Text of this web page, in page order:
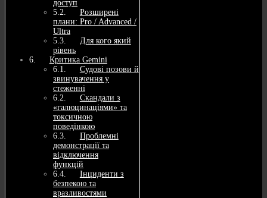
доступ
Розширені
плани: Pro / Advanced /
Ultra
Для кого який
рівень
Критика Gemini
Судові позови й
звинувачення у
стеженні
Скандали з
«галюцинаціями» та
токсичною
поведінкою
Проблемні
демонстрації та
відключення
функцій
Інциденти з
безпекою та
вразливостями